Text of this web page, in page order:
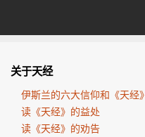
关于天经
伊斯兰的六大信仰和《天经》
读《天经》的益处
读《天经》的劝告